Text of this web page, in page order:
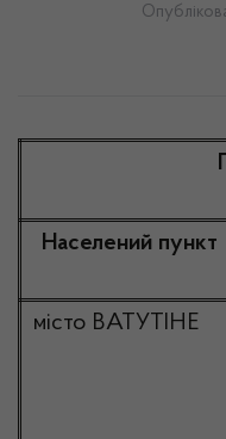
Населений пункт
місто ВАТУТІНЕ